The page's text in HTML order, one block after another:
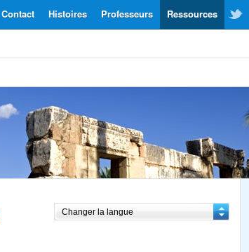
Ressources
Professeurs
Histoires
Contact